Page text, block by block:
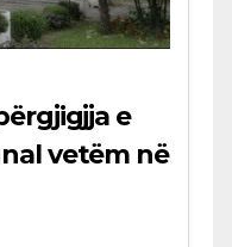
e
vetëm në